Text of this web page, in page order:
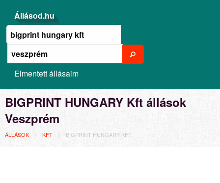
Állásod.hu
Elmentett állásaim
BIGPRINT HUNGARY Kft állások
Veszprém
ÁLLÁSOK KFT BIGPRINT HUNGARY KFT